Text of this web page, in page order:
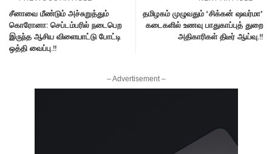
சீனாவை மீண்டும் அச்சுறுத்தும்
கொரோனா: செப்டம்பரில் நடைபெற
இருந்த ஆசிய விளையாட்டு போட்டி
ஒத்தி வைப்பு.!!
தமிழகம் முழுவதும் ‘சிக்கன் ஷவர்மா’
கடைகளில் உணவு பாதுகாப்புத் துறை
அதிகாரிகள் திடீர் ஆய்வு.!!
– Advertisement –